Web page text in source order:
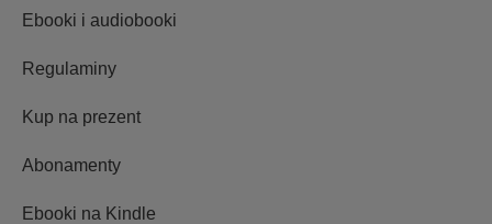
Ebooki i audiobooki
Regulaminy
Kup na prezent
Abonamenty
Ebooki na Kindle